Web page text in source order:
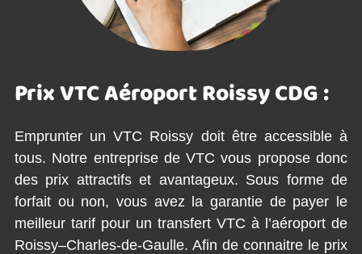
Prix VTC Aéroport Roissy CDG :
Emprunter un VTC Roissy doit être accessible à
tous. Notre entreprise de VTC vous propose donc
des prix attractifs et avantageux. Sous forme de
forfait ou non, vous avez la garantie de payer le
meilleur tarif pour un transfert VTC à l’aéroport de
Roissy–Charles-de-Gaulle. Afin de connaitre le prix